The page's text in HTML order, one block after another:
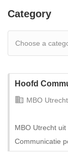
Category
Hoofd
MBO Utrecht
MBO Utrecht
Communicatie